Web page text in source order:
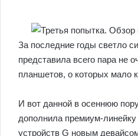
За последние годы светло
представила всего пара не
планшетов, о которых мало
И вот данной в осеннюю
дополнила премиум-
устройств G новым